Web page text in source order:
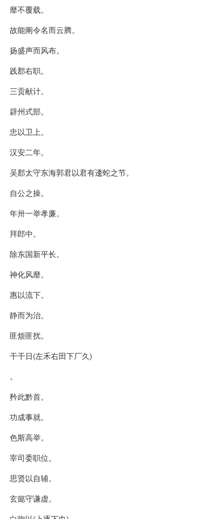
靡不覆载。
故能阐令名而云腾。
扬盛声而风布。
践郡右职。
三贡献计。
辟州式部。
忠以卫上。
汉安二年。
吴郡太守东海郭君以君有逶蛇之节。
自公之操。
年卅一举孝廉。
拜郎中。
除东国新平长。
神化风靡。
惠以流下。
静而为治。
匪烦匪扰。
干干日(左禾右田下厂久)
。
矜此黔首。
功成事就。
色斯高举。
宰司委职位。
思贤以自辅。
玄懿守谦虚。